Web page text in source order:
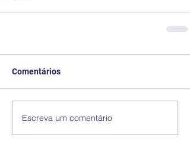
Comentários
Escreva um comentário